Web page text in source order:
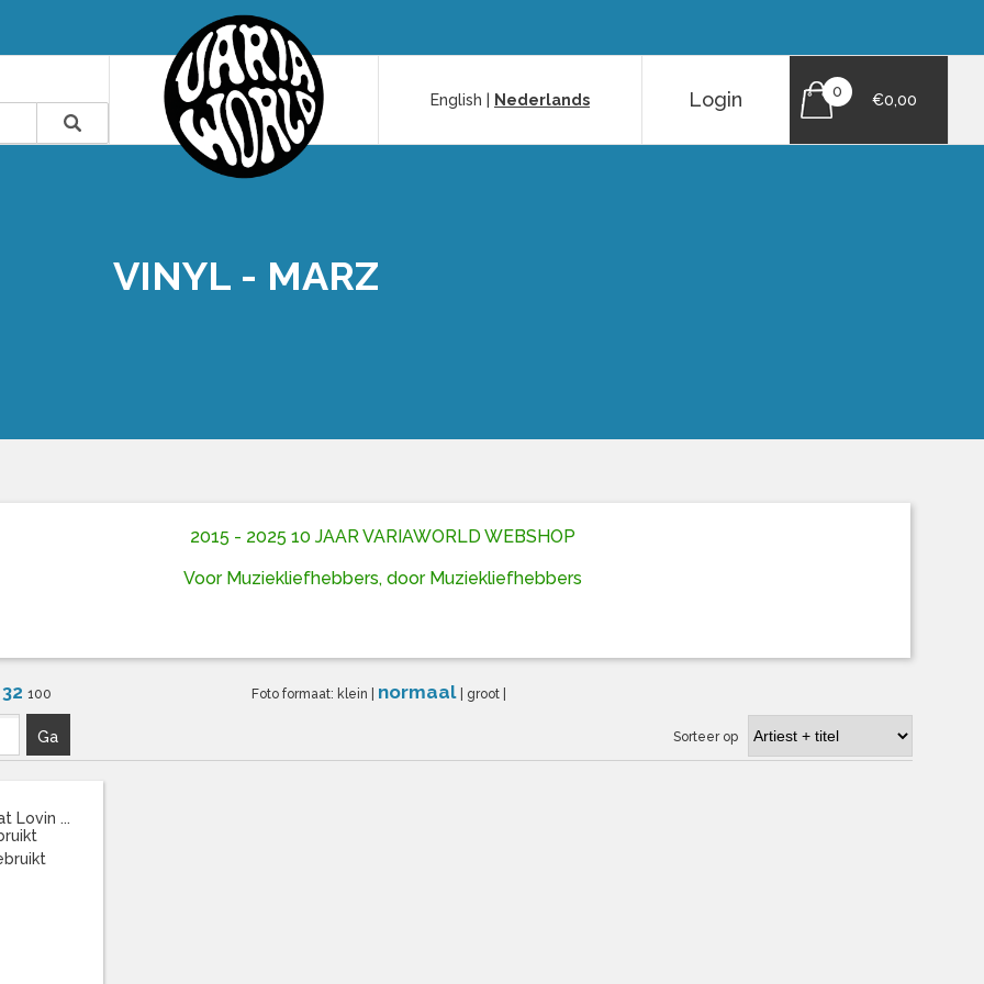
English
Nederlands Login 0 €0,00
VINYL - MARZ
2015 - 2025 10 JAAR VARIAWORLD WEBSHOP
Voor Muziekliefhebbers, door Muziekliefhebbers
32 100 Foto formaat: klein normaal groot
Ga Sorteer op
Lovin ...